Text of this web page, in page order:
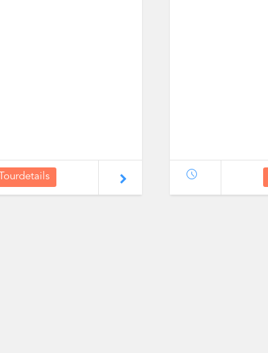
Tourdetails